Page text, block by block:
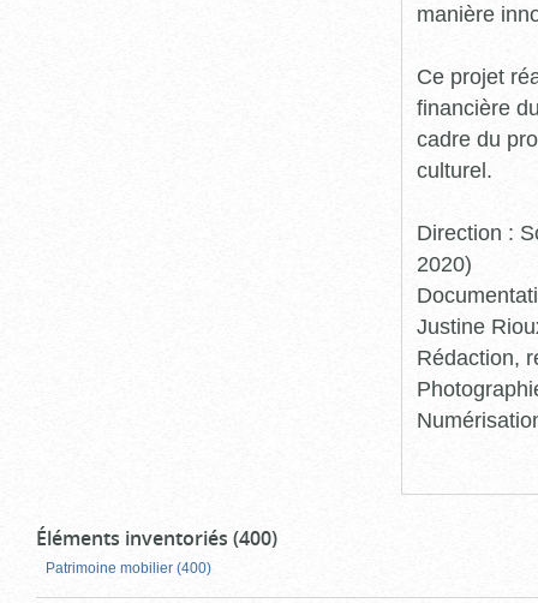
manière
Ce projet
financière
cadre du
culturel.
Direction :
2020)
Justine
Rédaction,
Éléments inventoriés (400)
Patrimoine mobilier (400)